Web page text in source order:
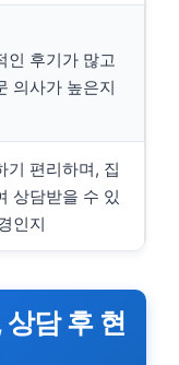
인 후기가 많고
의사가 높은지
기 편리하며, 집
상담받을 수 있
인지
담 후 현